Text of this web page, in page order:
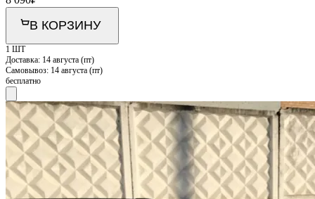
В КОРЗИНУ
1 ШТ
Доставка: 14 августа (пт)
Самовывоз: 14 августа (пт)
бесплатно